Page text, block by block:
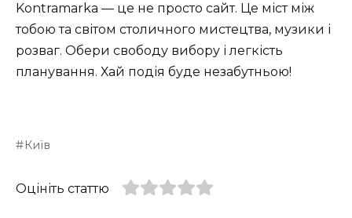
Kontramarka — це не просто сайт. Це міст між
тобою та світом столичного мистецтва, музики і
розваг. Обери свободу вибору і легкість
планування. Хай подія буде незабутньою!
Київ
Оцініть статтю